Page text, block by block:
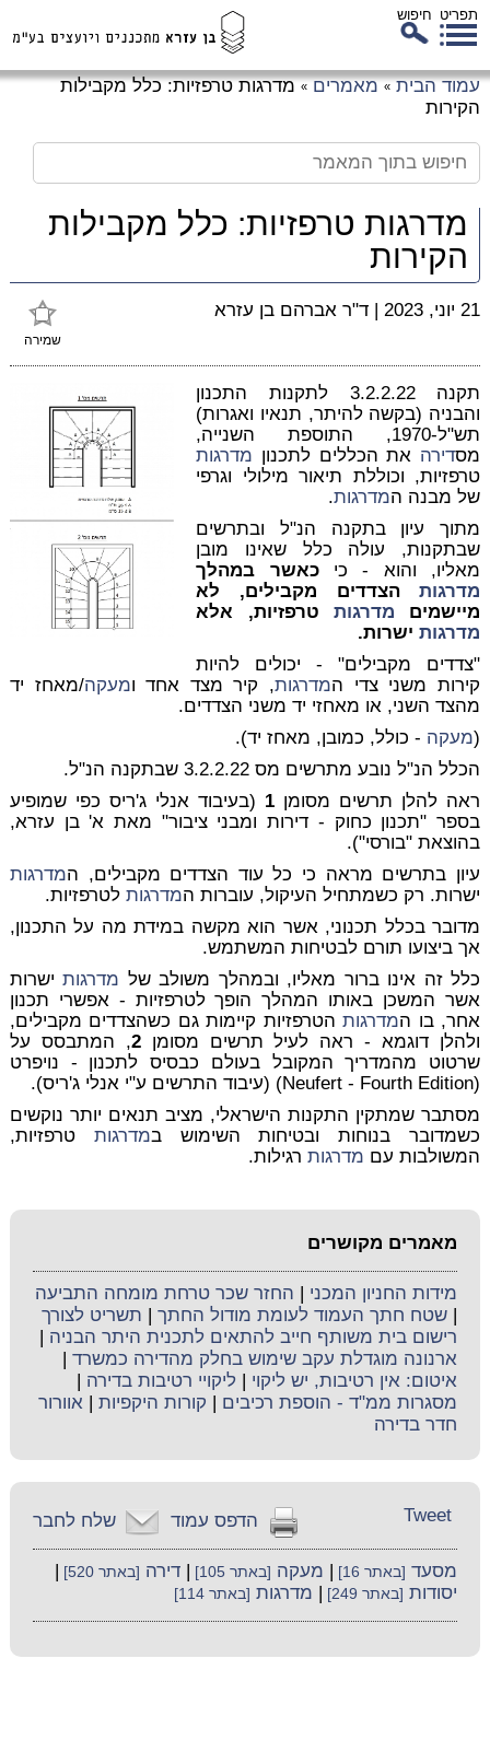
תפריט חיפוש
עמוד הבית » מאמרים » מדרגות טרפזיות: כלל מקבילות
הקירות
מדרגות טרפזיות: כלל מקבילות
הקירות
שמירה
21 יוני, 2023 | ד"ר אברהם בן עזרא
תקנה 3.2.2.22 לתקנות התכנון
והבניה (בקשה להיתר, תנאיו ואגרות)
תש"ל-1970, התוספת השנייה,
מסדירה את הכללים לתכנון מדרגות
טרפזיות, וכוללת תיאור מילולי וגרפי
של מבנה המדרגות.
מתוך עיון בתקנה הנ"ל ובתרשים
שבתקנות, עולה כלל שאינו מובן
מאליו, והוא - כיכאשר במהלך
מדרגותהצדדים מקבילים, לא
מיישמים מדרגות טרפזיות, אלא
מדרגותישרות.
"צדדים מקבילים" - יכולים להיות
קירות משני צדי המדרגות, קיר מצד אחד ומעקה/מאחז יד
מהצד השני, או מאחזי יד משני הצדדים.
(מעקה - כולל, כמובן, מאחז יד).
הכלל הנ"ל נובע מתרשים מס 3.2.2.22 שבתקנה הנ"ל.
ראה להלן תרשים מסומן 1 (בעיבוד אנלי ג'ריס כפי שמופיע
בספר "תכנון כחוק - דירות ומבני ציבור" מאת א' בן עזרא,
בהוצאת "בורסי").
עיון בתרשים מראה כי כל עוד הצדדים מקבילים, המדרגות
ישרות. רק כשמתחיל העיקול, עוברות המדרגותלטרפזיות.
מדובר בכלל תכנוני, אשר הוא מקשה במידת מה על התכנון,
אך ביצועו תורם לבטיחות המשתמש.
כלל זה אינו ברור מאליו, ובמהלך משולב של מדרגותישרות
אשר המשכן באותו המהלך הופך לטרפזיות - אפשרי תכנון
אחר, בו המדרגותהטרפזיות קיימות גם כשהצדדים מקבילים,
ולהלן דוגמא - ראה לעיל תרשים מסומן2, המתבסס על
שרטוט מהמדריך המקובל בעולם כבסיס לתכנון - נויפרט
(Neufert - Fourth Edition) (עיבוד התרשים ע"י אנלי ג'ריס).
מסתבר שמתקין התקנות הישראלי, מציב תנאים יותר נוקשים
כשמדובר בנוחות ובטיחות השימוש במדרגות טרפזיות,
המשולבות עם מדרגותרגילות.
מאמרים מקושרים
מידות החניון המכני
החזר שכר טרחת מומחה התביעה
|שטח חתך העמוד לעומת מודול החתך
תשריט לצורך
רישום בית משותף חייב להתאים לתכנית היתר הבניה
ארנונה מוגדלת עקב שימוש בחלק מהדירה כמשרד
איטום: אין רטיבות, יש ליקוי
ליקויי רטיבות בדירה
מסגרות ממ"ד - הוספת רכיבים
קורות היקפיות |אוורור
חדר בדירה
שלח לחבר הדפס עמוד Tweet
מסעד [באתר 16] מעקה [באתר 105] |דירה [באתר 520]
יסודות [באתר 249] מדרגות [באתר 114]